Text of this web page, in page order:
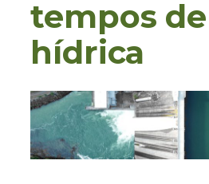
tempos
hídrica